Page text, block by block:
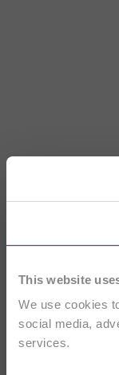
This website
We use cookies
social media,
services.